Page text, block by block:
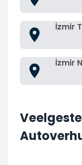
İzmir
İzmir